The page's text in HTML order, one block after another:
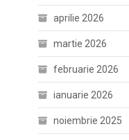
aprilie 2026
martie 2026
februarie 2026
ianuarie 2026
noiembrie 2025